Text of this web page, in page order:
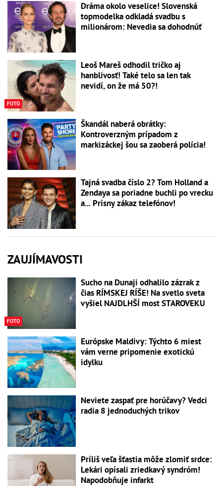
Dráma okolo veselice! Slovenská
topmodelka odkladá svadbu s
milionárom: Nevedia sa dohodnúť
FOTO
Leoš Mareš odhodil tričko aj
hanblivosť! Také telo sa len tak
nevidí, on že má 50?!
Škandál naberá obrátky:
Kontroverzným prípadom z
markizáckej šou sa zaoberá polícia!
Tajná svadba číslo 2? Tom Holland a
Zendaya sa poriadne buchli po vrecku
a... Prísny zákaz telefónov!
ZAUJÍMAVOSTI
FOTO
Sucho na Dunaji odhalilo zázrak z
čias RÍMSKEJ RÍŠE! Na svetlo sveta
vyšiel NAJDLHŠÍ most STAROVEKU
Európske Maldivy: Týchto 6 miest
vám verne pripomenie exotickú
idylku
Neviete zaspať pre horúčavy? Vedci
radia 8 jednoduchých trikov
Príliš veľa šťastia môže zlomiť srdce:
Lekári opísali zriedkavý syndróm!
Napodobňuje infarkt